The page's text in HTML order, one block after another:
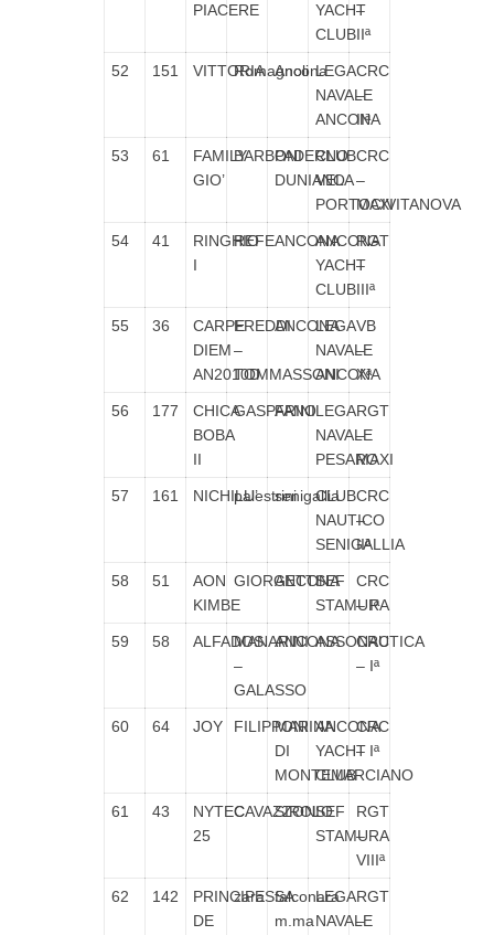
PIACERE
YACHT
CLUB
–
IIª
52 151 VITTORIARomagnoli
AnconaLEGA
NAVALE
ANCONA
CRC
–
IIª
53 61
FAMILY
GIO’
BARBONIPADERNO
DUNIANO
CLUB
VELA
PORTOCIVITANOVA
CRC
–
MAXI
54 41
RINGHIO
I
REFEANCONAANCONA
YACHT
CLUB
RGT
–
IIIª
55 36
CARPE
DIEM
AN2010D
FREDDI
–
TOMMASSONI
ANCONA
LEGA
NAVALE
ANCONA
VB
–
Xª
56 177
CHICA
BOBA
II
GASPARINI
FANOLEGA
NAVALE
PESARO
RGT
–
MAXI
57 161 NICHILU’palestrinisenigallia
CLUB
NAUTICO
SENIGALLIA
CRC
–
IIª
58 51
AON
KIMBE
GIORGETTI
ANCONA
SEF
STAMURA
CRC
– Iª
59 58 ALFADOSMANARINI
–
GALASSO
ANCONAASSONAUTICA
CRC
– Iª
60 64 JOY FILIPPONI
MARINA
DI
MONTEMARCIANO
ANCONA
YACHT
CLUB
CRC
– Iª
61 43
NYTEC
25
CAVAZZONI
SIROLO
SEF
STAMURA
RGT
–
VIIIª
62 142
PRINCIPESSA
DE
zara falconara
m.ma
LEGA
NAVALE
RGT
–